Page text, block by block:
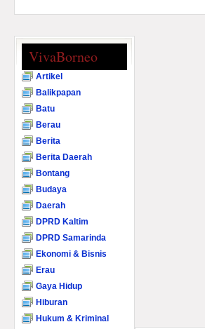
VivaBorneo
Artikel
Balikpapan
Batu
Berau
Berita
Berita Daerah
Bontang
Budaya
Daerah
DPRD Kaltim
DPRD Samarinda
Ekonomi & Bisnis
Erau
Gaya Hidup
Hiburan
Hukum & Kriminal